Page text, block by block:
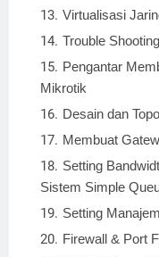
Virtualisasi
Trouble
Pengantar
Mikrotik
Desain dan
Membuat
Setting
Sistem Simple
Setting
Firewall & Port